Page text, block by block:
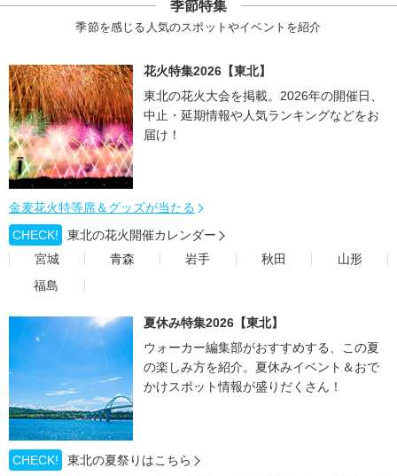
季節特集
季節を感じる人気のスポットやイベントを紹介
花火特集2026【東北】
東北の花火大会を掲載。2026年の開催日、
中止・延期情報や人気ランキングなどをお
届け！
金麦花火特等席＆グッズが当たる
CHECK!
東北の花火開催カレンダー
宮城
青森 岩手 秋田
山形
福島
夏休み特集2026【東北】
ウォーカー編集部がおすすめする、この夏
の楽しみ方を紹介。夏休みイベント＆おで
かけスポット情報が盛りだくさん！
CHECK!
東北の夏祭りはこちら